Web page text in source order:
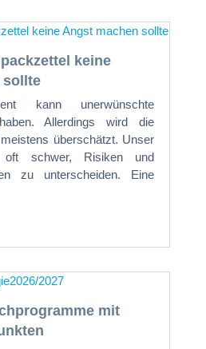
keine
sollte
kann unerwünschte
Allerdings wird die
überschätzt. Unser
schwer, Risiken und
zu unterscheiden. Eine
mit